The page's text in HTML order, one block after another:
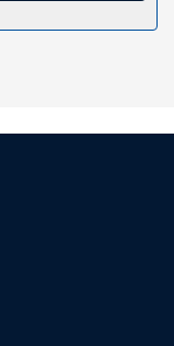
το ξενοδοχείο
καθημερινά
γρήγορο